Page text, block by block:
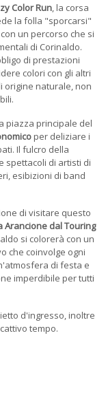
Color Run, la corsa
la folla "sporcarsi"
un percorso che si
di Corinaldo.
di prestazioni
colori con gli altri
origine naturale, non
piazza principale del
per deliziare i
Il fulcro della
spettacoli di artisti di
esibizioni di band
di visitare questo
Arancione dal Touring
si colorerà con un
che coinvolge ogni
di festa e
imperdibile per tutti
d'ingresso, inoltre
tempo.